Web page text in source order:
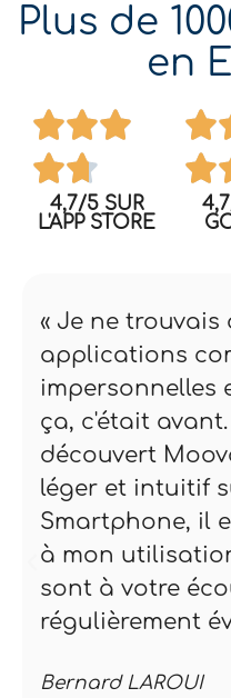
Plus de
en
4,7/5 SUR
L'APP STORE
« Je ne trouvais
applications
impersonnelles
ça, c'était
découvert
léger et intuitif
Smartphone, il
à mon
sont à votre
régulièrement
Bernard LAROUI